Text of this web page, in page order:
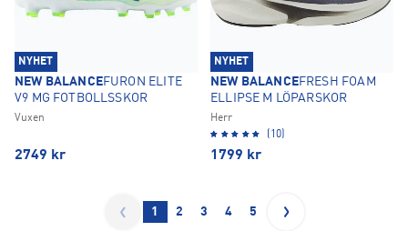
NYHET
NEW BALANCEFURON ELITE
V9 MG FOTBOLLSSKOR
Vuxen
2749 kr
NYHET
NEW BALANCEFRESH FOAM
ELLIPSE M LÖPARSKOR
Herr
(10)
1799 kr
1 2 3 4 5